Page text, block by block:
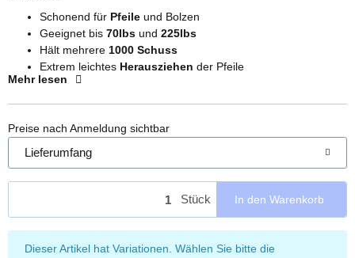
Schonend für Pfeile und Bolzen
Geeignet bis 70lbs und 225lbs
Hält mehrere 1000 Schuss
Extrem leichtes Herausziehen der Pfeile
KeinStänder
Mehr lesen
Preise nach Anmeldung sichtbar
Lieferumfang
Stück In den Warenkorb
x
Dieser Artikel hat Variationen. Wählen Sie bitte die